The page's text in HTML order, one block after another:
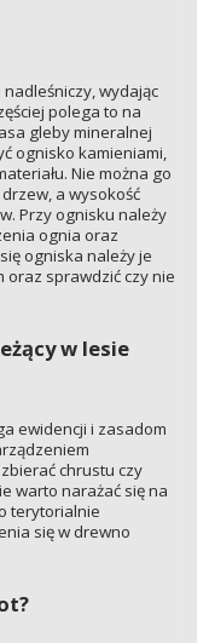
wydając
polega to na
gleby mineralnej
ognisko kamieniami,
Nie można go
a wysokość
Przy ognisku należy
ognia oraz
ogniska należy je
oraz sprawdzić czy nie
w lesie
ewidencji i zasadom
chrustu czy
warto narażać się na
terytorialnie
się w drewno